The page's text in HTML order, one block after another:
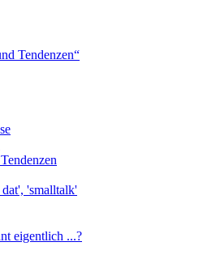
Tendenzen“
'smalltalk'
eigentlich ...?